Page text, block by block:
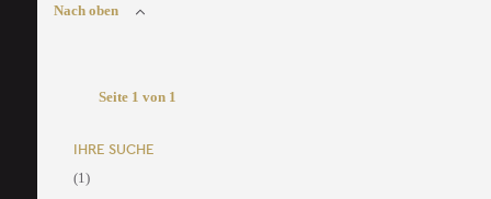
Nach oben
Seite 1 von 1
IHRE SUCHE
(1)